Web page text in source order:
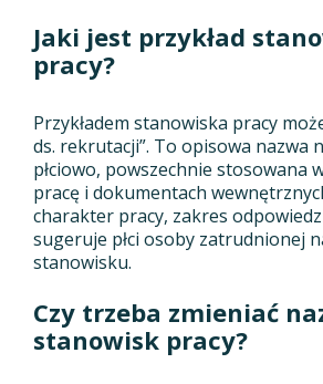
Jaki jest przykład
pracy?
Przykładem stanowiska pracy
ds. rekrutacji”. To opisowa nazwa
płciowo, powszechnie stosowana
pracę i dokumentach
charakter pracy, zakres
sugeruje płci osoby zatrudnionej
stanowisku.
Czy trzeba zmieniać
stanowisk pracy?